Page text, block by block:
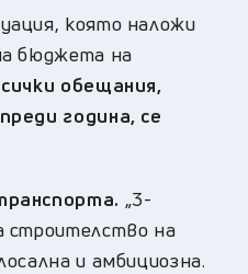
която наложи
бюджета на
обещания,
година, се
„3-
строителство на
и амбициозна.